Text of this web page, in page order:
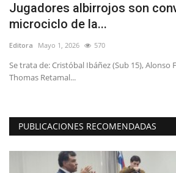
Jugadores albirrojos son
microciclo de la...
Editora Mayo 1, 2026 570
Se trata de: Cristóbal Ibáñez (Sub 15), Alonso
Thomas Retamal...
PUBLICACIONES RECOMENDADAS